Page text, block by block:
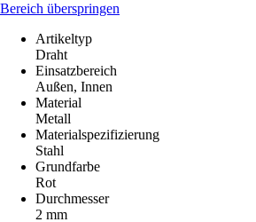
Bereich überspringen
Artikeltyp
Draht
Einsatzbereich
Außen, Innen
Material
Metall
Materialspezifizierung
Stahl
Grundfarbe
Rot
Durchmesser
2 mm